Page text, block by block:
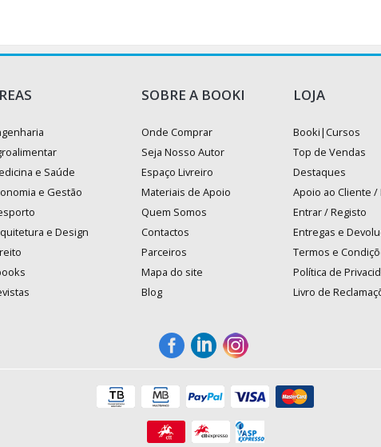
e Saúde
e Gestão
e Design
SOBRE A BOOKI
Onde Comprar
Seja Nosso Autor
Espaço Livreiro
Materiais de Apoio
Quem Somos
Contactos
Parceiros
Mapa do site
Blog
LOJA
Booki|Cursos
Top de Vendas
Destaques
Apoio ao Cliente /
Entrar / Registo
Entregas e
Termos e
Política de
Livro de